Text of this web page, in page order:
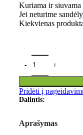
Kuriama ir
Jei neturime
Kiekvienas
Pridėti į
Dalintis:
Aprašymas